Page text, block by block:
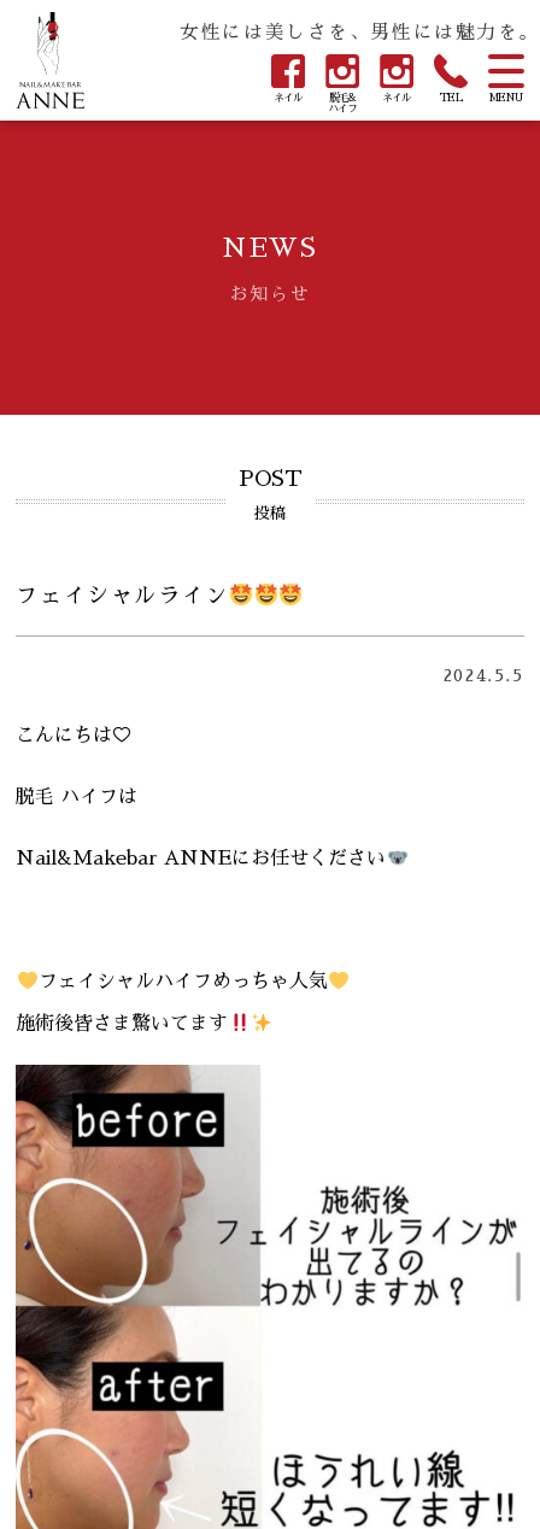
MENU
TEL
脱毛&
ハイフ
ネイル
ネイル
女性には美しさを、男性には魅力を。
NEWS
お知らせ
POST
投稿
フェイシャルライン
2024.5.5
こんにちは♡
脱毛 ハイフは
Nail&Makebar ANNEにお任せください
フェイシャルハイフめっちゃ人気
施術後皆さま驚いてます